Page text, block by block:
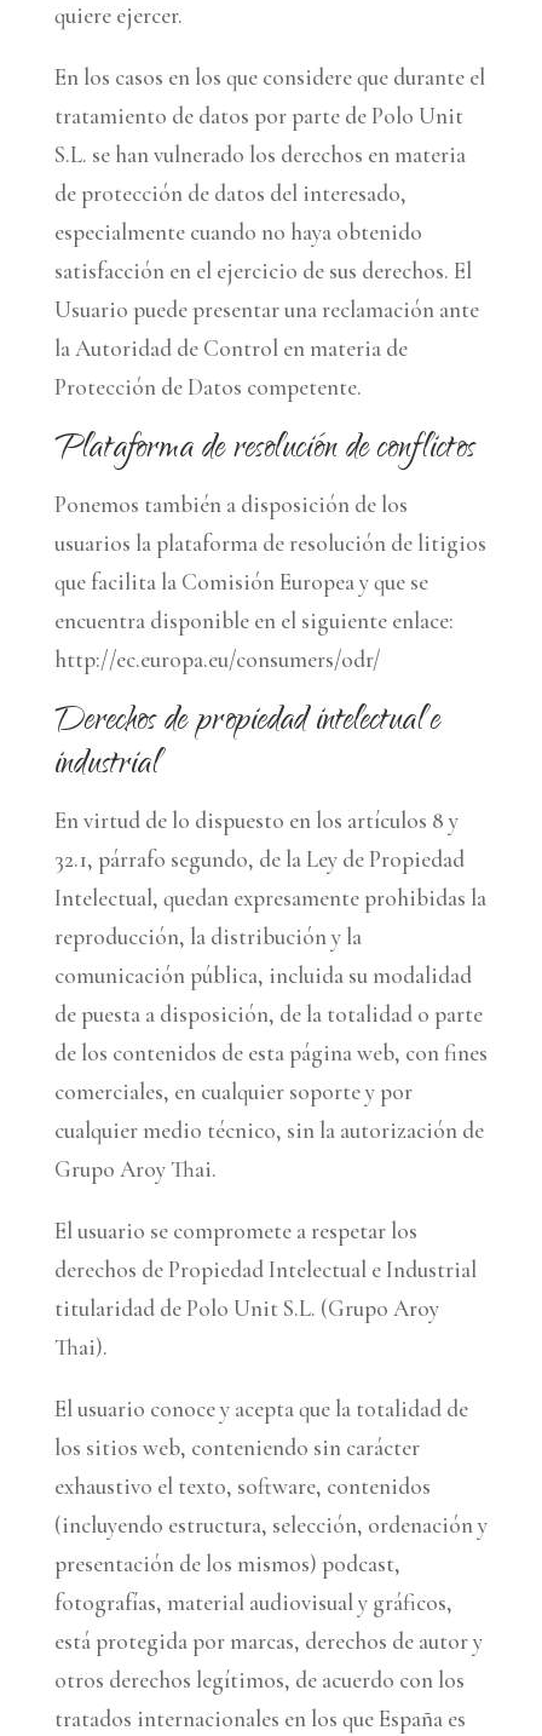
quiere ejercer.
En los casos en los que considere que durante el
tratamiento de datos por parte de Polo Unit
S.L. se han vulnerado los derechos en materia
de protección de datos del interesado,
especialmente cuando no haya obtenido
satisfacción en el ejercicio de sus derechos. El
Usuario puede presentar una reclamación ante
la Autoridad de Control en materia de
Protección de Datos competente.
Plataforma de resolución de conflictos
Ponemos también a disposición de los
usuarios la plataforma de resolución de litigios
que facilita la Comisión Europea y que se
encuentra disponible en el siguiente enlace:
http://ec.europa.eu/consumers/odr/
Derechos de propiedad intelectual e
industrial
En virtud de lo dispuesto en los artículos 8 y
32.1, párrafo segundo, de la Ley de Propiedad
Intelectual, quedan expresamente prohibidas la
reproducción, la distribución y la
comunicación pública, incluida su modalidad
de puesta a disposición, de la totalidad o parte
de los contenidos de esta página web, con fines
comerciales, en cualquier soporte y por
cualquier medio técnico, sin la autorización de
Grupo Aroy Thai.
El usuario se compromete a respetar los
derechos de Propiedad Intelectual e Industrial
titularidad de Polo Unit S.L. (Grupo Aroy
Thai).
El usuario conoce y acepta que la totalidad de
los sitios web, conteniendo sin carácter
exhaustivo el texto, software, contenidos
(incluyendo estructura, selección, ordenación y
presentación de los mismos) podcast,
fotografías, material audiovisual y gráficos,
está protegida por marcas, derechos de autor y
otros derechos legítimos, de acuerdo con los
tratados internacionales en los que España es